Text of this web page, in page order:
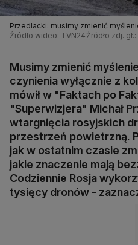
Przedlacki: musimy zmienić
Źródło wideo: TVN24 Źródło zdj.
Musimy zmienić
czynienia wyłącznie z
mówił w "Faktach po
"Superwizjera" Michał
wtargnięcia rosyjskich
przestrzeń powietrzną.
jak w ostatnim czasie
jakie znaczenie mają
Codziennie Rosja
tysięcy dronów -